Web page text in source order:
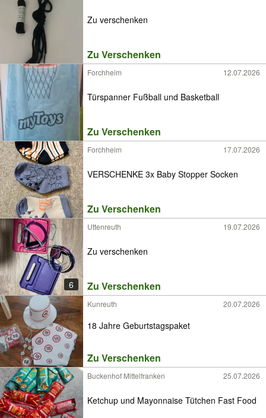
Zu verschenken
Zu Verschenken
Forchheim 12.07.2026
Türspanner Fußball und Basketball
Zu Verschenken
Forchheim 17.07.2026
VERSCHENKE 3x Baby Stopper Socken
Zu Verschenken
6
Uttenreuth 19.07.2026
Zu verschenken
Zu Verschenken
Kunreuth 20.07.2026
18 Jahre Geburtstagspaket
Zu Verschenken
Buckenhof Mittelfranken 25.07.2026
Ketchup und Mayonnaise Tütchen Fast Food